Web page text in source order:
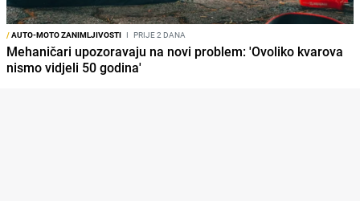
/AUTO-MOTO ZANIMLJIVOSTI I PRIJE 2 DANA
Mehaničari upozoravaju na novi problem: 'Ovoliko kvarova
nismo vidjeli 50 godina'